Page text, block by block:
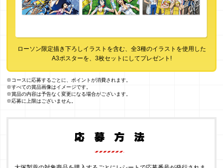
ローソン限定描き下ろしイラストを含む、全3種のイラストを使用した
A3ポスターを、3枚セットにしてプレゼント!
※コースに応募するごとに、ポイントが消費されます。
※すべての賞品画像はイメージです。
※賞品の内容は予告なく変更になる場合がございます。
※応募に上限はございません。